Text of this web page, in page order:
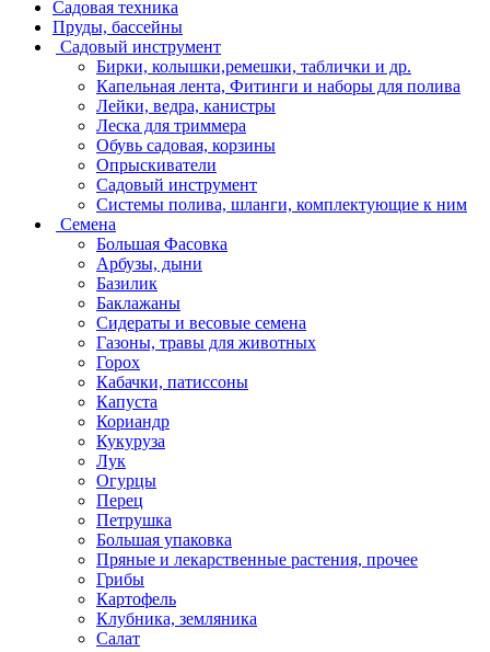
Садовая техника
Пруды, бассейны
Садовый инструмент
Бирки, колышки,ремешки, таблички и др.
Капельная лента, Фитинги и наборы для полива
Лейки, ведра, канистры
Леска для триммера
Обувь садовая, корзины
Опрыскиватели
Садовый инструмент
Системы полива, шланги, комплектующие к ним
Семена
Большая Фасовка
Арбузы, дыни
Базилик
Баклажаны
Сидераты и весовые семена
Газоны, травы для животных
Горох
Кабачки, патиссоны
Капуста
Кориандр
Кукуруза
Лук
Огурцы
Перец
Петрушка
Большая упаковка
Пряные и лекарственные растения, прочее
Грибы
Картофель
Клубника, земляника
Салат